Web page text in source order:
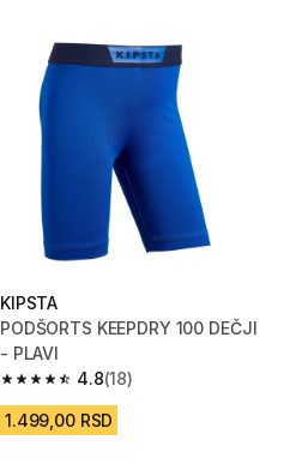
KIPSTA
PODŠORTS KEEPDRY 100 DEČJI
- PLAVI
4.8
4.8 od 5 zvezdica from 18 Recenzije
(18)
1.499,00 RSD